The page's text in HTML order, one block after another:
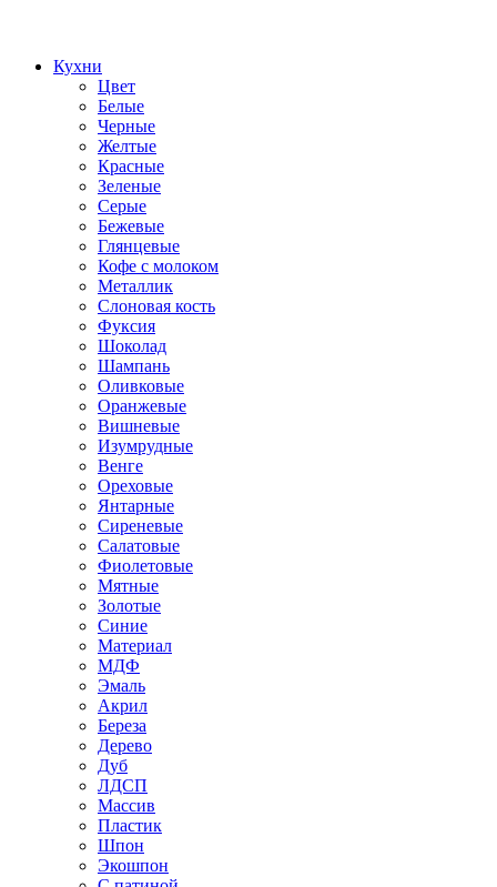
Кухни
Цвет
Белые
Черные
Желтые
Красные
Зеленые
Серые
Бежевые
Глянцевые
Кофе с молоком
Металлик
Слоновая кость
Фуксия
Шоколад
Шампань
Оливковые
Оранжевые
Вишневые
Изумрудные
Венге
Ореховые
Янтарные
Сиреневые
Салатовые
Фиолетовые
Мятные
Золотые
Синие
Материал
МДФ
Эмаль
Акрил
Береза
Дерево
Дуб
ЛДСП
Массив
Пластик
Шпон
Экошпон